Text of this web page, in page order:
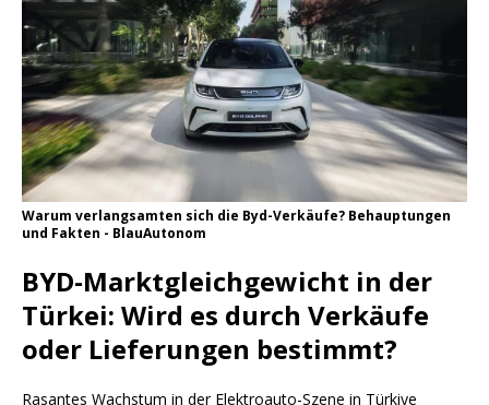
Warum verlangsamten sich die Byd-Verkäufe? Behauptungen
und Fakten - BlauAutonom
BYD-Marktgleichgewicht in der
Türkei: Wird es durch Verkäufe
oder Lieferungen bestimmt?
Rasantes Wachstum in der Elektroauto-Szene in Türkiye